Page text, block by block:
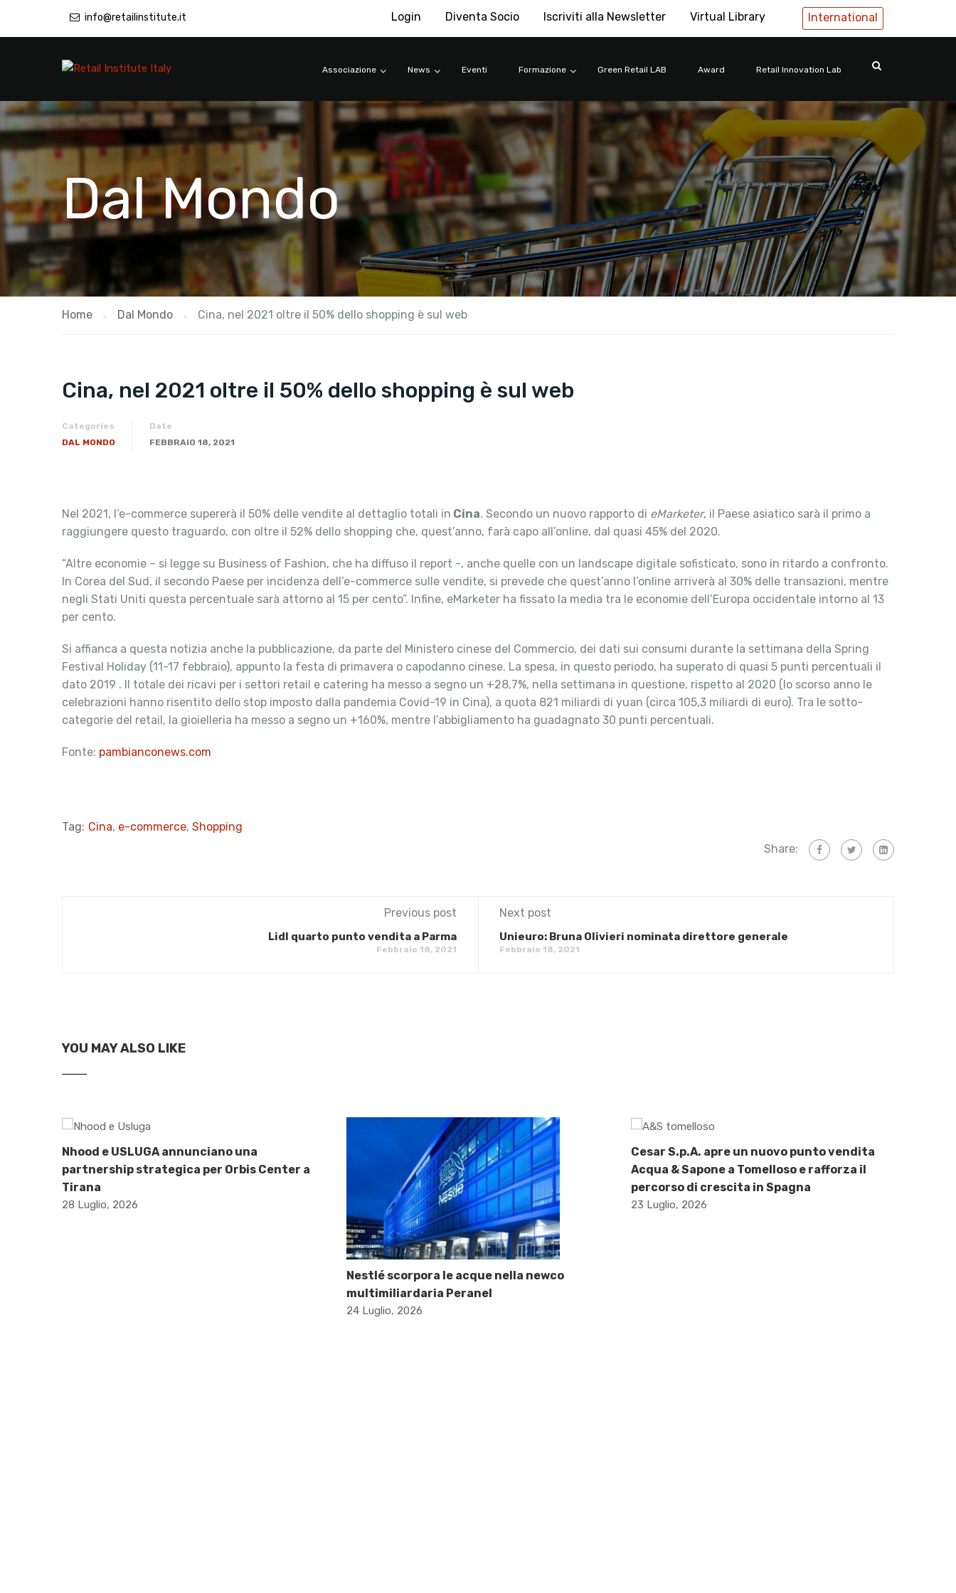
info@retailinstitute.it International
Login Diventa Socio Iscriviti alla Newsletter Virtual Library
Associazione News Eventi Formazione Green Retail LAB Award Retail Innovation Lab
Dal Mondo
Home Dal Mondo Cina, nel 2021 oltre il 50% dello shopping è sul web
Cina, nel 2021 oltre il 50% dello shopping è sul web
Categories
DAL MONDO
Date
FEBBRAIO 18, 2021
Nel 2021, l’e-commerce supererà il 50% delle vendite al dettaglio totali in Cina. Secondo un nuovo rapporto di eMarketer, il Paese asiatico sarà il primo a
raggiungere questo traguardo, con oltre il 52% dello shopping che, quest’anno, farà capo all’online, dal quasi 45% del 2020.
“Altre economie – si legge su Business of Fashion, che ha diffuso il report -, anche quelle con un landscape digitale sofisticato, sono in ritardo a confronto.
In Corea del Sud, il secondo Paese per incidenza dell’e-commerce sulle vendite, si prevede che quest’anno l’online arriverà al 30% delle transazioni, mentre
negli Stati Uniti questa percentuale sarà attorno al 15 per cento”. Infine, eMarketer ha fissato la media tra le economie dell’Europa occidentale intorno al 13
per cento.
Si affianca a questa notizia anche la pubblicazione, da parte del Ministero cinese del Commercio, dei dati sui consumi durante la settimana della Spring
Festival Holiday (11-17 febbraio), appunto la festa di primavera o capodanno cinese. La spesa, in questo periodo, ha superato di quasi 5 punti percentuali il
dato 2019 . Il totale dei ricavi per i settori retail e catering ha messo a segno un +28,7%, nella settimana in questione, rispetto al 2020 (lo scorso anno le
celebrazioni hanno risentito dello stop imposto dalla pandemia Covid-19 in Cina), a quota 821 miliardi di yuan (circa 105,3 miliardi di euro). Tra le sotto-
categorie del retail, la gioielleria ha messo a segno un +160%, mentre l’abbigliamento ha guadagnato 30 punti percentuali.
Fonte: pambianconews.com
Tag: Cina, e-commerce, Shopping
Share:
Previous post
Lidl quarto punto vendita a Parma
Febbraio 18, 2021
Next post
Unieuro: Bruna Olivieri nominata direttore generale
Febbraio 18, 2021
YOU MAY ALSO LIKE
Nhood e USLUGA annunciano una
partnership strategica per Orbis Center a
Tirana
28 Luglio, 2026
Nestlé scorpora le acque nella newco
multimiliardaria Peranel
24 Luglio, 2026
Cesar S.p.A. apre un nuovo punto vendita
Acqua & Sapone a Tomelloso e rafforza il
percorso di crescita in Spagna
23 Luglio, 2026